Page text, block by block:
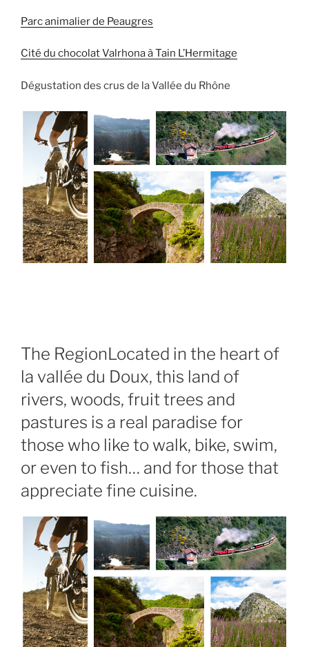
Parc animalier de Peaugres
Cité du chocolat Valrhona à Tain L’Hermitage
Dégustation des crus de la Vallée du Rhône
The RegionLocated in the heart of
la vallée du Doux, this land of
rivers, woods, fruit trees and
pastures is a real paradise for
those who like to walk, bike, swim,
or even to fish… and for those that
appreciate fine cuisine.